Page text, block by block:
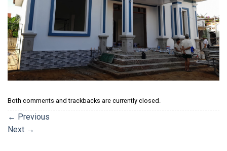
Both comments and trackbacks are currently closed.
← Previous
Next →